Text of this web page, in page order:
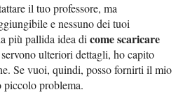
il tuo professore, ma
e nessuno dei tuoi
più pallida idea dicome scaricare
ulteriori dettagli, ho capito
Se vuoi, quindi, posso fornirti il mio
piccolo problema.